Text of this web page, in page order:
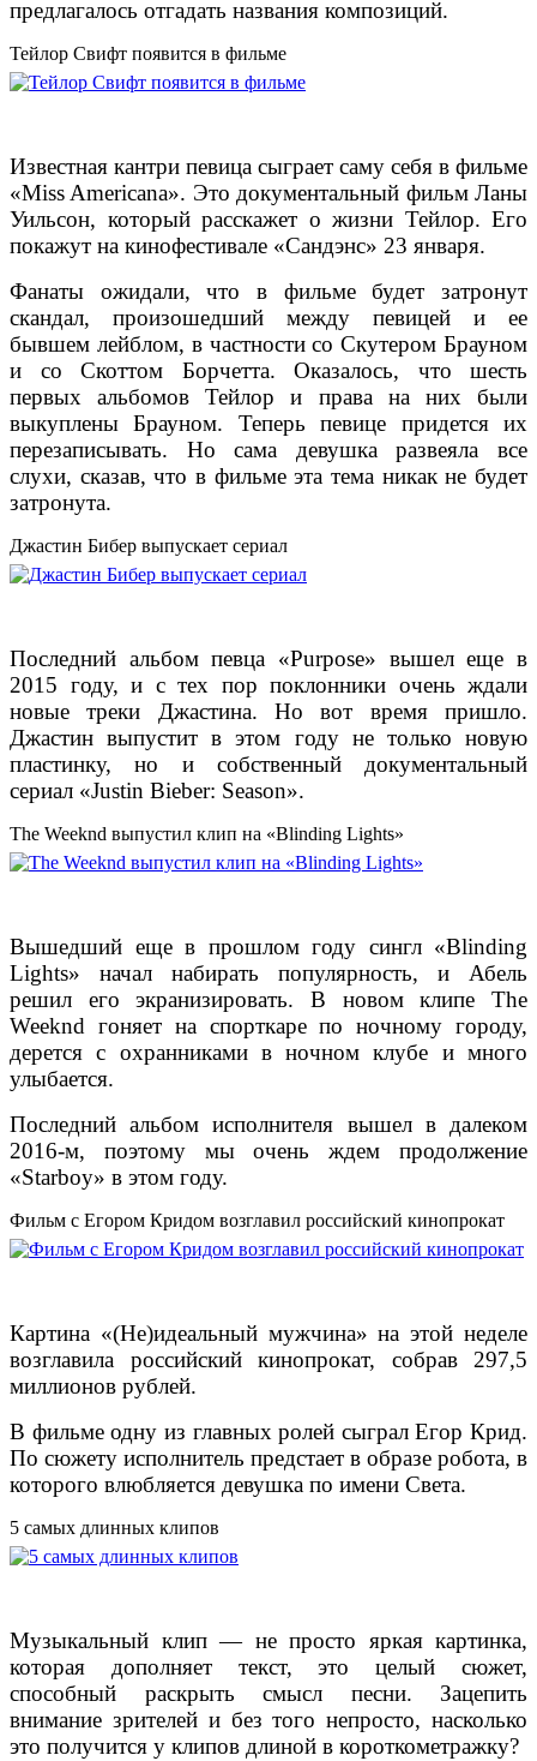
предлагалось отгадать названия композиций.
Тейлор Свифт появится в фильме
Известная кантри певица сыграет саму себя в фильме
«Miss Americana». Это документальный фильм Ланы
Уильсон, который расскажет о жизни Тейлор. Его
покажут на кинофестивале «Сандэнс» 23 января.
Фанаты ожидали, что в фильме будет затронут
скандал, произошедший между певицей и ее
бывшем лейблом, в частности со Скутером Брауном
и со Скоттом Борчетта. Оказалось, что шесть
первых альбомов Тейлор и права на них были
выкуплены Брауном. Теперь певице придется их
перезаписывать. Но сама девушка развеяла все
слухи, сказав, что в фильме эта тема никак не будет
затронута.
Джастин Бибер выпускает сериал
Последний альбом певца «Purpose» вышел еще в
2015 году, и с тех пор поклонники очень ждали
новые треки Джастина. Но вот время пришло.
Джастин выпустит в этом году не только новую
пластинку, но и собственный документальный
сериал «Justin Bieber: Season».
The Weeknd выпустил клип на «Blinding Lights»
Вышедший еще в прошлом году сингл «Blinding
Lights» начал набирать популярность, и Абель
решил его экранизировать. В новом клипе The
Weeknd гоняет на спорткаре по ночному городу,
дерется с охранниками в ночном клубе и много
улыбается.
Последний альбом исполнителя вышел в далеком
2016-м, поэтому мы очень ждем продолжение
«Starboy» в этом году.
Фильм с Егором Кридом возглавил российский кинопрокат
Картина «(Не)идеальный мужчина» на этой неделе
возглавила российский кинопрокат, собрав 297,5
миллионов рублей.
В фильме одну из главных ролей сыграл Егор Крид.
По сюжету исполнитель предстает в образе робота, в
которого влюбляется девушка по имени Света.
5 самых длинных клипов
Музыкальный клип — не просто яркая картинка,
которая дополняет текст, это целый сюжет,
способный раскрыть смысл песни. Зацепить
внимание зрителей и без того непросто, насколько
это получится у клипов длиной в короткометражку?